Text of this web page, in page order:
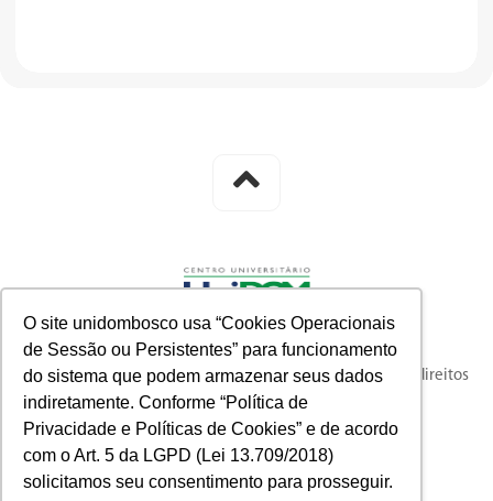
O site unidombosco usa “Cookies Operacionais
de Sessão ou Persistentes” para funcionamento
do sistema que podem armazenar seus dados
indiretamente. Conforme “Política de
Privacidade e Políticas de Cookies” e de acordo
com o Art. 5 da LGPD (Lei 13.709/2018)
solicitamos seu consentimento para prosseguir.
© 2023 knysna full-funnel customer acquisition. Todos os direitos
reservados.